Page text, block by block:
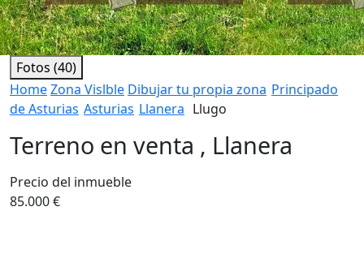
Fotos (40)
HomeZona Vislble Dibujar tu propia zona Principado
de Asturias Asturias Llanera Llugo
Terreno en venta , Llanera
Precio del inmueble
85.000 €